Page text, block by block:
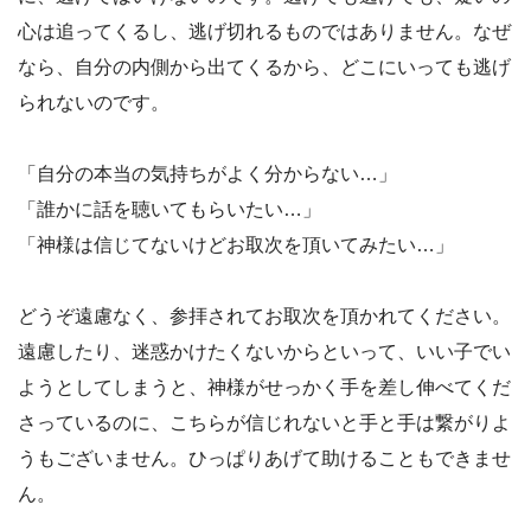
心は追ってくるし、逃げ切れるものではありません。なぜ
なら、自分の内側から出てくるから、どこにいっても逃げ
られないのです。
「自分の本当の気持ちがよく分からない…」
「誰かに話を聴いてもらいたい…」
「神様は信じてないけどお取次を頂いてみたい…」
どうぞ遠慮なく、参拝されてお取次を頂かれてください。
遠慮したり、迷惑かけたくないからといって、いい子でい
ようとしてしまうと、神様がせっかく手を差し伸べてくだ
さっているのに、こちらが信じれないと手と手は繋がりよ
うもございません。ひっぱりあげて助けることもできませ
ん。